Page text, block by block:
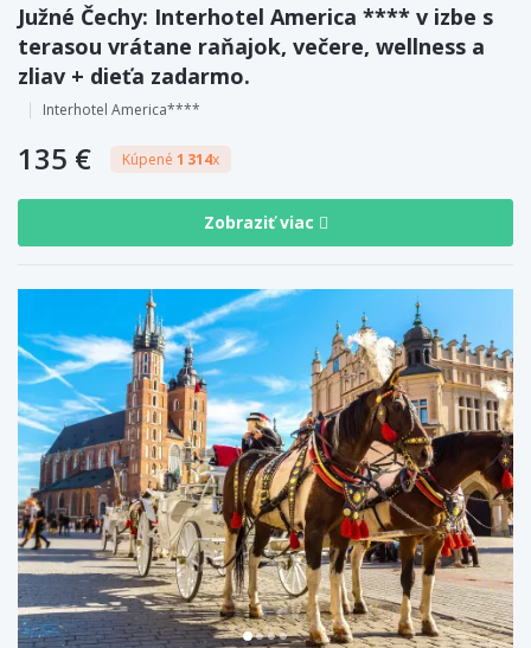
Južné Čechy: Interhotel America **** v izbe s
terasou vrátane raňajok, večere, wellness a
zliav + dieťa zadarmo.
Interhotel America****
135 € Kúpené 1 314x
Zobraziť viac